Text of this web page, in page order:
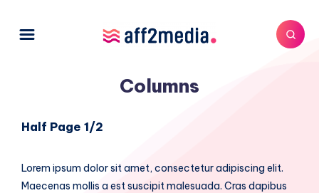
Columns
Half Page 1/2
Lorem ipsum dolor sit amet, consectetur adipiscing elit.
Maecenas mollis a est suscipit malesuada. Cras dapibus